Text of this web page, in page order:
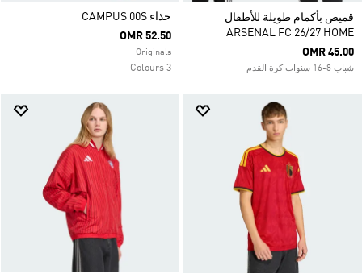
قميص بأكمام طويلة للأطفال
ARSENAL FC 26/27 HOME
OMR 45.00
شباب 8-16 سنوات كرة القدم
حذاء CAMPUS 00S
OMR 52.50
Originals
3 Colours